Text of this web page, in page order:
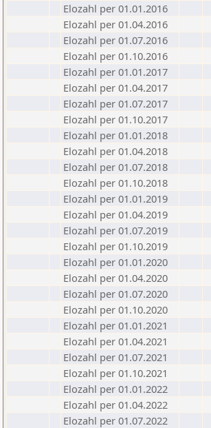
Elozahl per 01.01.2016
Elozahl per 01.04.2016
Elozahl per 01.07.2016
Elozahl per 01.10.2016
Elozahl per 01.01.2017
Elozahl per 01.04.2017
Elozahl per 01.07.2017
Elozahl per 01.10.2017
Elozahl per 01.01.2018
Elozahl per 01.04.2018
Elozahl per 01.07.2018
Elozahl per 01.10.2018
Elozahl per 01.01.2019
Elozahl per 01.04.2019
Elozahl per 01.07.2019
Elozahl per 01.10.2019
Elozahl per 01.01.2020
Elozahl per 01.04.2020
Elozahl per 01.07.2020
Elozahl per 01.10.2020
Elozahl per 01.01.2021
Elozahl per 01.04.2021
Elozahl per 01.07.2021
Elozahl per 01.10.2021
Elozahl per 01.01.2022
Elozahl per 01.04.2022
Elozahl per 01.07.2022